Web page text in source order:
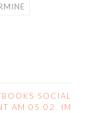
SOCIAL
AM 05.02. IM